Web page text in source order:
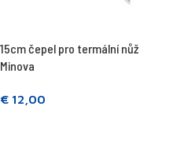
15cm čepel pro termální nůž
Minova
€ 12,00